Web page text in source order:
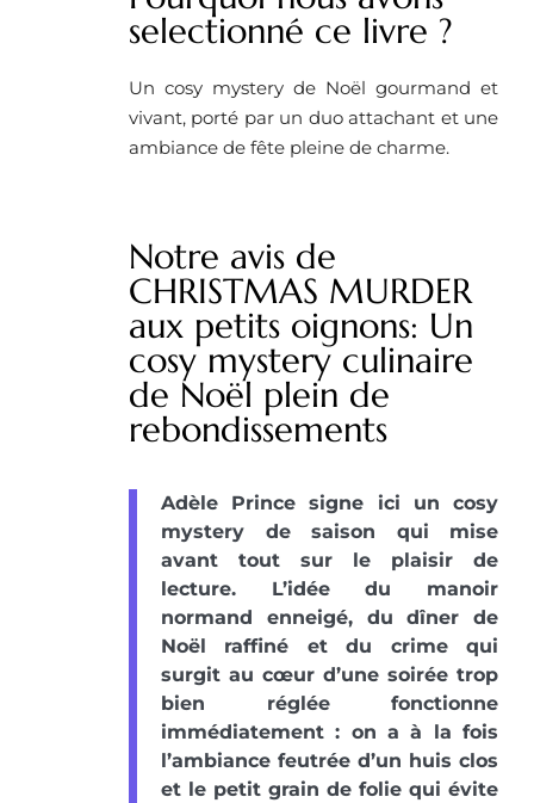
selectionné ce livre ?
Un cosy mystery de Noël gourmand et
vivant, porté par un duo attachant et une
ambiance de fête pleine de charme.
Notre avis de
CHRISTMAS MURDER
aux petits oignons: Un
cosy mystery culinaire
de Noël plein de
rebondissements
Adèle Prince signe ici un cosy
mystery de saison qui mise
avant tout sur le plaisir de
lecture. L’idée du manoir
normand enneigé, du dîner de
Noël raffiné et du crime qui
surgit au cœur d’une soirée trop
bien réglée fonctionne
immédiatement : on a à la fois
l’ambiance feutrée d’un huis clos
et le petit grain de folie qui évite